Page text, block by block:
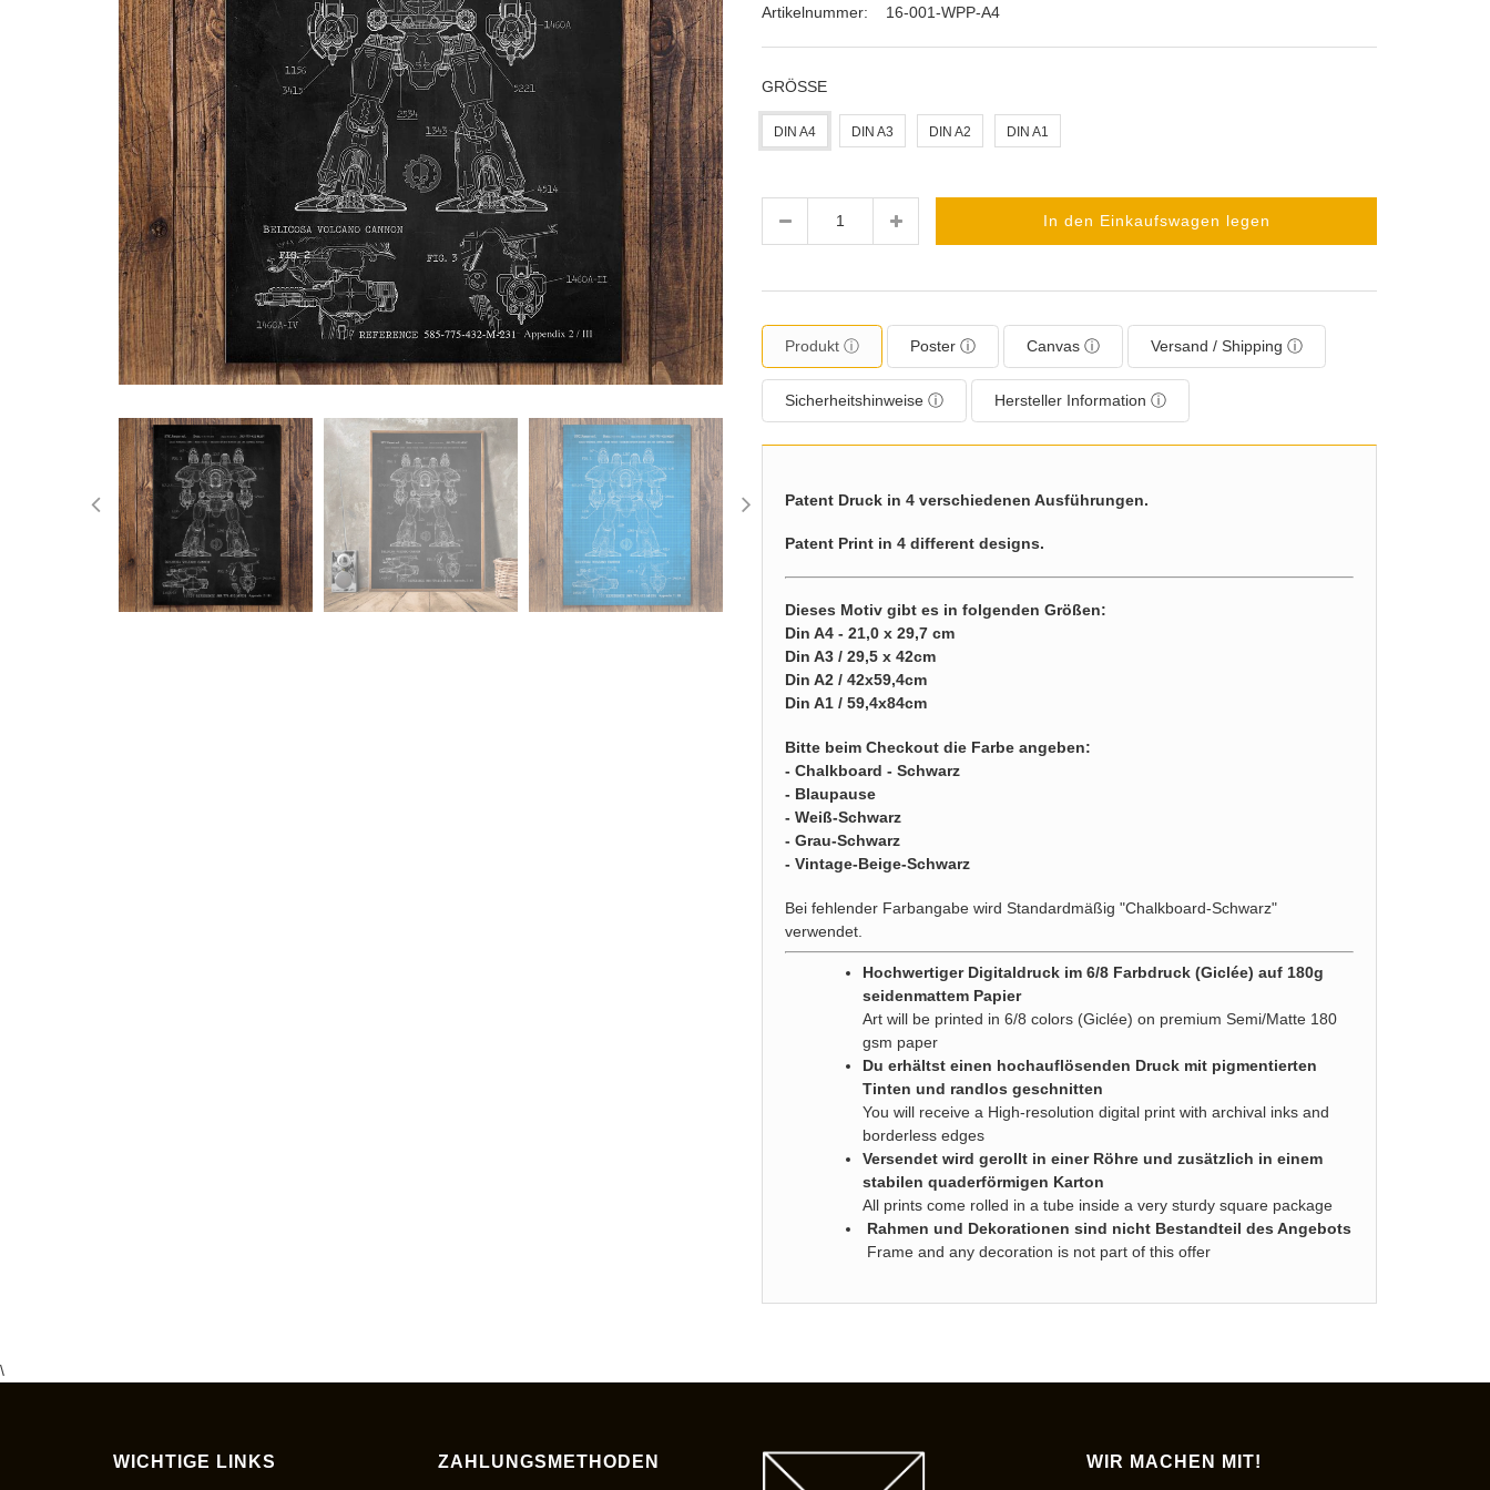
Artikelnummer:
16-001-WPP-A4
GRÖSSE
DIN A4 DIN A3 DIN A2 DIN A1
In den Einkaufswagen legen
Produkt ⓘ Poster ⓘ Canvas ⓘ Versand / Shipping ⓘ
Sicherheitshinweise ⓘ Hersteller Information ⓘ
Patent Druck in 4 verschiedenen Ausführungen.
Patent Print in 4 different designs.
Dieses Motiv gibt es in folgenden Größen:
Din A4 - 21,0 x 29,7 cm
Din A3 / 29,5 x 42cm
Din A2 / 42x59,4cm
Din A1 / 59,4x84cm
Bitte beim Checkout die Farbe angeben:
- Chalkboard - Schwarz
- Blaupause
- Weiß-Schwarz
- Grau-Schwarz
- Vintage-Beige-Schwarz
Bei fehlender Farbangabe wird Standardmäßig "Chalkboard-Schwarz"
verwendet.
Hochwertiger Digitaldruck im 6/8 Farbdruck (Giclée) auf 180g
seidenmattem Papier
Art will be printed in 6/8 colors (Giclée) on premium Semi/Matte 180
gsm paper
Du erhältst einen hochauflösenden Druck mit pigmentierten
Tinten und randlos geschnitten
You will receive a High-resolution digital print with archival inks and
borderless edges
Versendet wird gerollt in einer Röhre und zusätzlich in einem
stabilen quaderförmigen Karton
All prints come rolled in a tube inside a very sturdy square package
Rahmen und Dekorationen sind nicht Bestandteil des Angebots
Frame and any decoration is not part of this offer
\
WICHTIGE LINKS ZAHLUNGSMETHODEN WIR MACHEN MIT!